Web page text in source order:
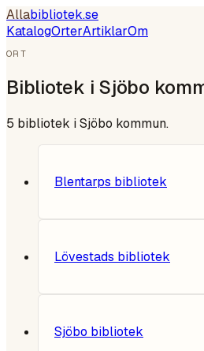
Allabibliotek.se
KatalogOrterArtiklarOm
ORT
Bibliotek i Sjöbo
5 bibliotek iSjöbo kommun.
Blentarps bibliotek
Lövestads bibliotek
Sjöbo bibliotek